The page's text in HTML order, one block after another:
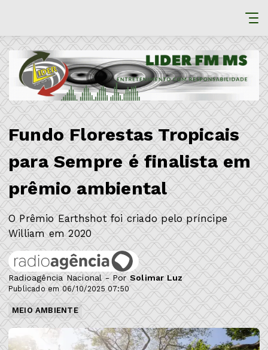
Fundo Florestas Tropicais
para Sempre é finalista em
prêmio ambiental
O Prêmio Earthshot foi criado pelo príncipe
William em 2020
Radioagência Nacional - Por Solimar Luz
Publicado em 06/10/2025 07:50
MEIO AMBIENTE